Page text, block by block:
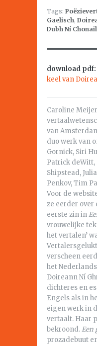
Tags:
Gaelisch,
Dubh Ní
download pdf:
keel van
Caroline
van
duo werk van
Gornick, Siri
Patrick deWitt,
Shipstead,
Penkov, Tim
Voor de
ze eerder over
eerste zin in
vrouwelijke
het vertalen’
verscheen
het
Doireann Ní
dichteres en
Engels als in
eigen werk in
vertaalt. Haar
bekroond.Een
prozadebuut